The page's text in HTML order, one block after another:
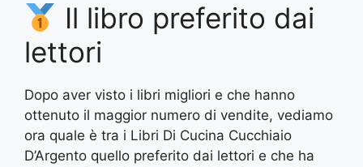
Il libro preferito dai
lettori
Dopo aver visto i libri migliori e che hanno
ottenuto il maggior numero di vendite, vediamo
ora quale è tra i Libri Di Cucina Cucchiaio
D’Argento quello preferito dai lettori e che ha